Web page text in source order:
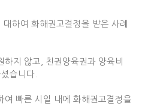
하여 화해권 고결정을 받은 사례
지 않고, 친권양육권과 양육비
습니다.
여 빠른 시일 내에 화해권고결정을